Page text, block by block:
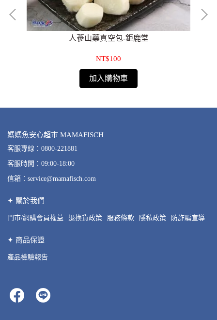
人蔘山藥真空包-鉅鹿堂
NT$100
加入購物車
媽媽魚安心超市 MAMAFISCH
客服專線：0800-221881
客服時間：09:00-18:00
信箱：service@mamafisch.com
✦ 關於我們
門市/網購會員權益 退換貨政策 服務條款 隱私政策 防詐騙宣導
✦ 商品保證
產品檢驗報告